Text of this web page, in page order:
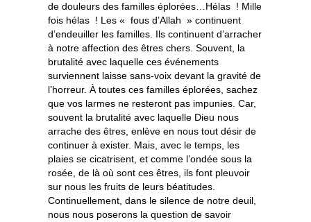
de douleurs des familles éplorées…Hélas ! Mille
fois hélas ! Les « fous d’Allah » continuent
d’endeuiller les familles. Ils continuent d’arracher
à notre affection des êtres chers. Souvent, la
brutalité avec laquelle ces événements
surviennent laisse sans-voix devant la gravité de
l’horreur. À toutes ces familles éplorées, sachez
que vos larmes ne resteront pas impunies. Car,
souvent la brutalité avec laquelle Dieu nous
arrache des êtres, enlève en nous tout désir de
continuer à exister. Mais, avec le temps, les
plaies se cicatrisent, et comme l’ondée sous la
rosée, de là où sont ces êtres, ils font pleuvoir
sur nous les fruits de leurs béatitudes.
Continuellement, dans le silence de notre deuil,
nous nous poserons la question de savoir